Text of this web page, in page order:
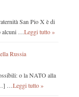
San Pio X è di
… Leggi tutto »
Russia
o la NATO alla
… Leggi tutto »